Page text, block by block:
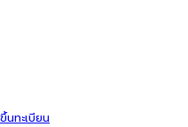
นทะเบียน